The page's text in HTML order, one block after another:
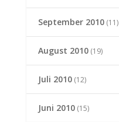
September 2010(11)
August 2010(19)
Juli 2010(12)
Juni 2010(15)